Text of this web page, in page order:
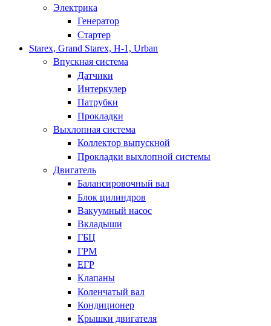
Электрика
Генератор
Стартер
Starex, Grand Starex, H-1, Urban
Впускная система
Датчики
Интеркулер
Патрубки
Прокладки
Выхлопная система
Коллектор выпускной
Прокладки выхлопной системы
Двигатель
Балансировочный вал
Блок цилиндров
Вакуумный насос
Вкладыши
ГБЦ
ГРМ
ЕГР
Клапаны
Коленчатый вал
Кондиционер
Крышки двигателя